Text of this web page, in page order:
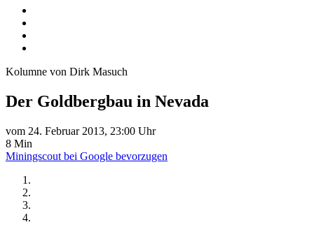
Kolumne von Dirk Masuch
Der Goldbergbau in Nevada
vom 24. Februar 2013, 23:00 Uhr
8 Min
Miningscout bei Google bevorzugen